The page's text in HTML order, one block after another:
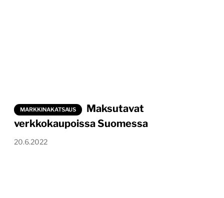
MARKKINAKATSAUS
Maksutavat
verkkokaupoissa Suomessa
20.6.2022